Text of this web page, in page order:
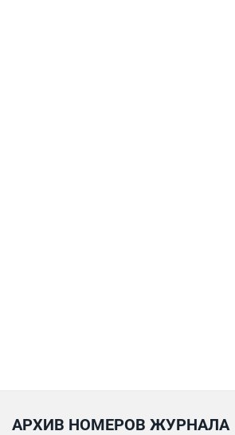
АРХИВ НОМЕРОВ ЖУРНАЛА